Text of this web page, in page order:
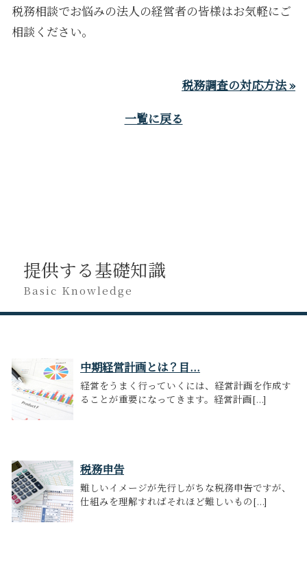
税務相談でお悩みの法人の経営者の皆様はお気軽にご
相談ください。
税務調査の対応方法 »
一覧に戻る
提供する基礎知識
Basic Knowledge
中期経営計画とは？目...
経営をうまく行っていくには、経営計画を作成す
ることが重要になってきます。経営計画[...]
税務申告
難しいイメージが先行しがちな税務申告ですが、
仕組みを理解すればそれほど難しいもの[...]